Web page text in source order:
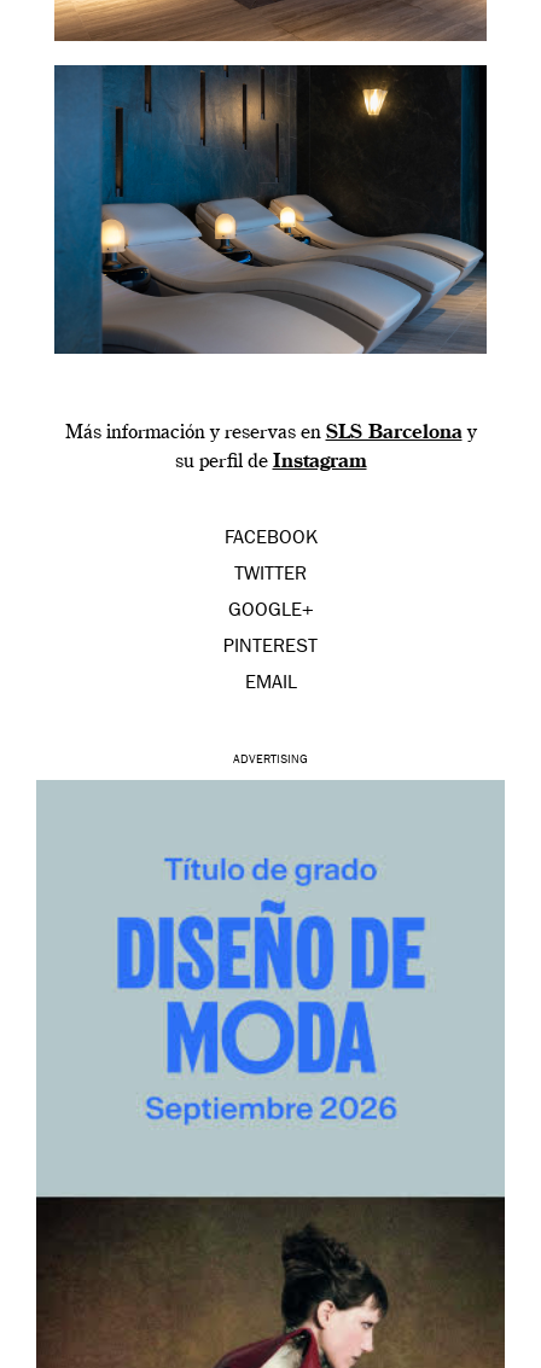
Más información y reservas en SLS Barcelonay
su perfil de Instagram
FACEBOOK
TWITTER
GOOGLE+
PINTEREST
EMAIL
ADVERTISING